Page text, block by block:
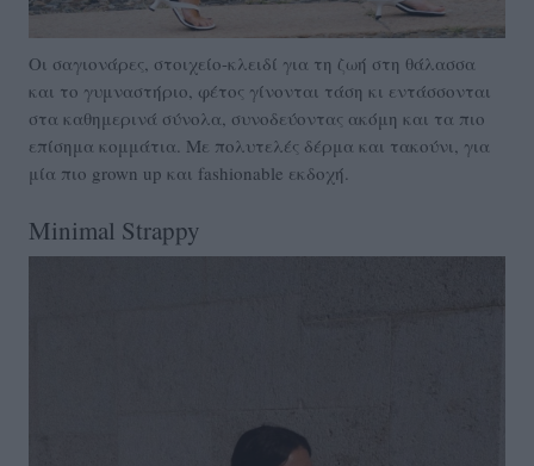
Οι σαγιονάρες, στοιχείο-κλειδί για τη ζωή στη θάλασσα
και το γυμναστήριο, φέτος γίνονται τάση κι εντάσσονται
στα καθημερινά σύνολα, συνοδεύοντας ακόμη και τα πιο
επίσημα κομμάτια. Με πολυτελές δέρμα και τακούνι, για
μία πιο grown up και fashionable εκδοχή.
Minimal Strappy